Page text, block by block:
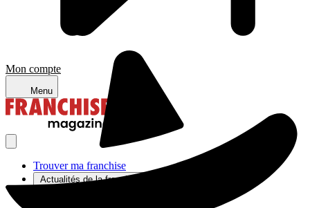
Mon compte
Menu
Trouver ma franchise
Actualités de la franchise